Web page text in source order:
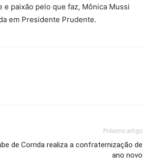
paixão pelo que faz, Mônica Mussi
em Presidente Prudente.
Próximo artigo
de Corrida realiza a confraternização de
ano novo